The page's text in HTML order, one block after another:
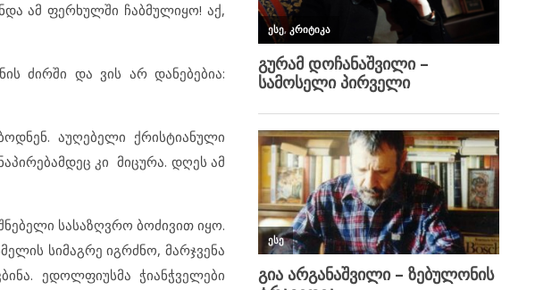
ამ ფერხულში ჩაბმულიყო! აქ,
ძირში და ვის არ დანებებია:
აუღებელი ქრისტიანული
კი მიცურა. დღეს ამ
სასაზღვრო ბოძივით იყო.
სიმაგრე იგრძნო, მარჯვენა
ედოლფიუსმა ჭიანჭველები